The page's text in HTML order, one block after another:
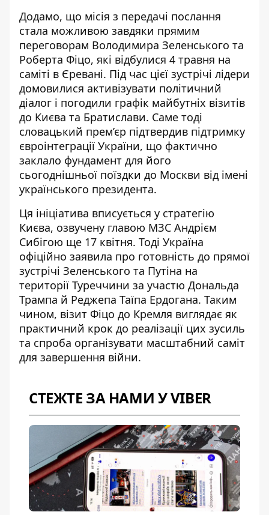
Додамо, що місія з передачі послання
стала можливою завдяки прямим
переговорам Володимира Зеленського та
Роберта Фіцо, які відбулися 4 травня на
саміті в Єревані. Під час цієї зустрічі лідери
домовилися активізувати політичний
діалог і погодили графік майбутніх візитів
до Києва та Братислави. Саме тоді
словацький прем’єр підтвердив підтримку
євроінтеграції України, що фактично
заклало фундамент для його
сьогоднішньої поїздки до Москви від імені
українського президента.
Ця ініціатива вписується у стратегію
Києва, озвучену главою МЗС Андрієм
Сибігою ще 17 квітня. Тоді Україна
офіційно заявила про готовність до прямої
зустрічі Зеленського та Путіна на
території Туреччини за участю Дональда
Трампа й Реджепа Таїпа Ердогана. Таким
чином, візит Фіцо до Кремля виглядає як
практичний крок до реалізації цих зусиль
та спроба організувати масштабний саміт
для завершення війни.
СТЕЖТЕ ЗА НАМИ У VIBER